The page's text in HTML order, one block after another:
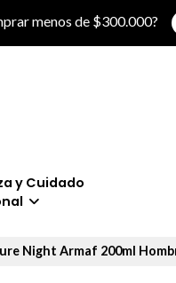
menos de $300.000?
y Cuidado
Night Armaf 200ml